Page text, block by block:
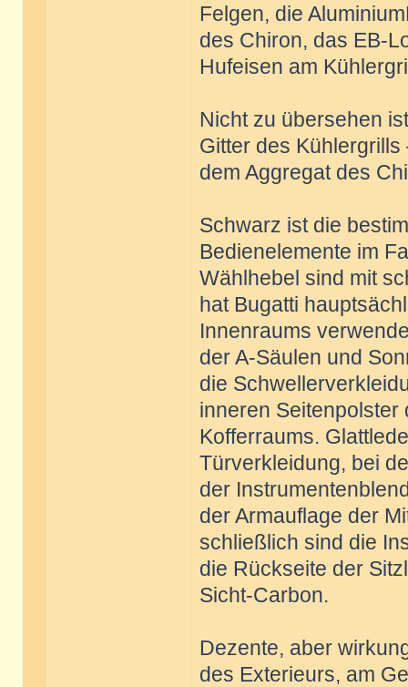
Felgen, die
des Chiron, das EB-
Hufeisen am
Nicht zu übersehen
Gitter des
dem Aggregat des
Schwarz ist die
Bedienelemente im
Wählhebel sind mit
hat Bugatti
Innenraums
der A-Säulen und
die
inneren Seitenpolster
Kofferraums.
Türverkleidung, bei
der
der Armauflage der
schließlich sind die
die Rückseite der
Sicht-Carbon.
Dezente, aber
des Exterieurs, am